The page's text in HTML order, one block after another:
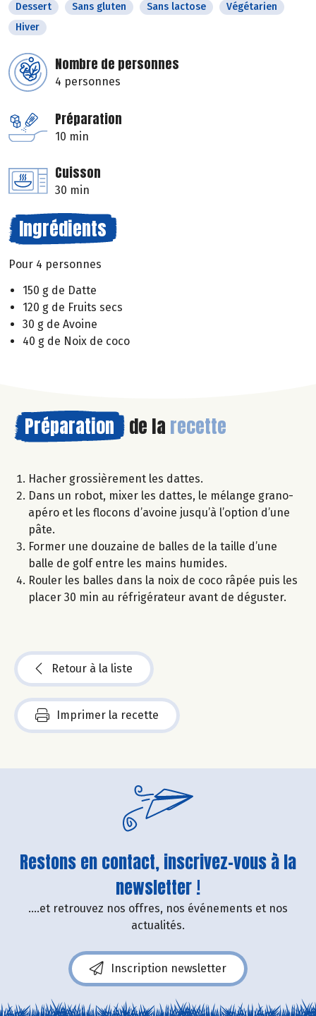
Dessert Sans gluten Sans lactose
Végétarien
Hiver
Nombre de personnes
4 personnes
Préparation
10 min
Cuisson
30 min
Ingrédients
Pour 4 personnes
150 g de Datte
120 g de Fruits secs
30 g de Avoine
40 g de Noix de coco
Préparation de la recette
Hacher grossièrement les dattes.
Dans un robot, mixer les dattes, le mélange grano-
apéro et les flocons d’avoine jusqu’à l’option d’une
pâte.
Former une douzaine de balles de la taille d’une
balle de golf entre les mains humides.
Rouler les balles dans la noix de coco râpée puis les
placer 30 min au réfrigérateur avant de déguster.
Retour à la liste
Imprimer la recette
Restons en contact, inscrivez-vous à la
newsletter !
....et retrouvez nos offres, nos événements et nos
actualités.
Inscription newsletter